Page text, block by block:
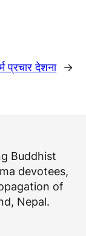
प्रचार देशना →
Buddhist
devotees,
of
Nepal.